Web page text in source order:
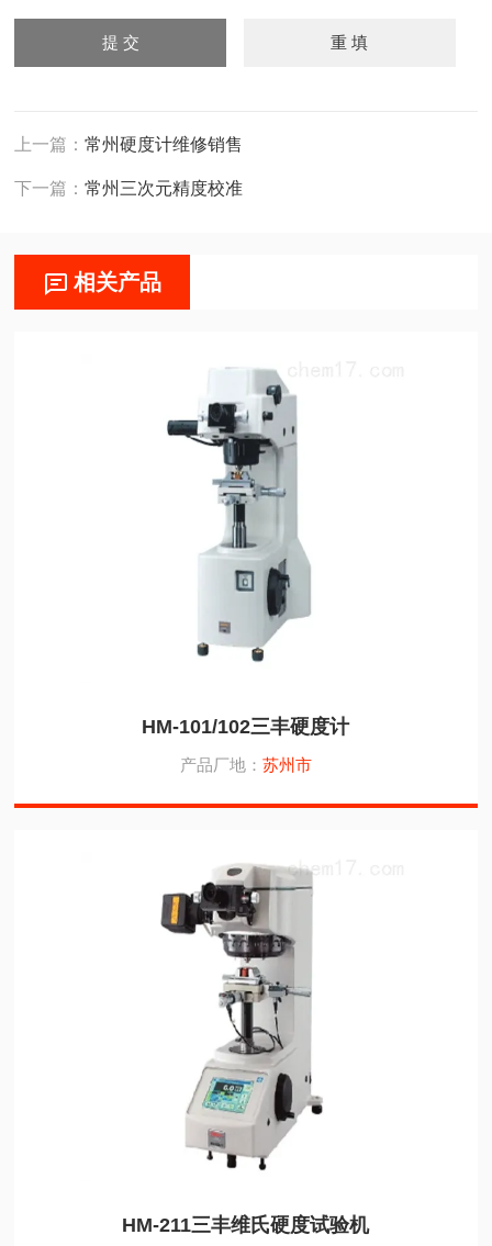
上一篇：常州硬度计维修销售
下一篇：常州三次元精度校准
相关产品
HM-101/102三丰硬度计
产品厂地： 苏州市
HM-211三丰维氏硬度试验机